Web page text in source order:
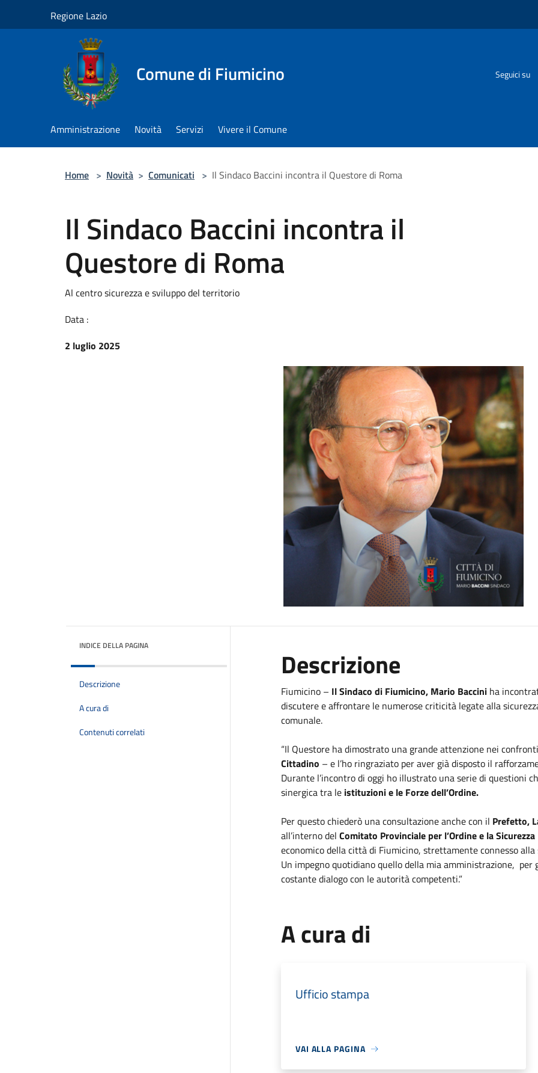
Regione Lazio
Comune di Fiumicino Seguici su
Amministrazione Novità Servizi Vivere il Comune
Home > Novità > Comunicati > Il Sindaco Baccini incontra il Questore di Roma
Il Sindaco Baccini incontra il
Questore di Roma
Al centro sicurezza e sviluppo del territorio
Data :
2 luglio 2025
INDICE DELLA PAGINA
Descrizione
A cura di
Contenuti correlati
Descrizione
Fiumicino – Il Sindaco di Fiumicino, Mario Bacciniha
discutere e affrontare le numerose criticità legate alla
comunale.
“Il Questore ha dimostrato una grande attenzione nei
Cittadino – e l’ho ringraziato per aver già disposto il
Durante l’incontro di oggi ho illustrato una serie di questioni
sinergica tra le istituzioni e le Forze dell’Ordine.
Per questo chiederò una consultazione anche con il Prefetto,
all’interno del Comitato Provinciale per l’Ordine e la
economico della città di Fiumicino, strettamente connesso
Un impegno quotidiano quello della mia amministrazione,
costante dialogo con le autorità competenti.”
A cura di
Ufficio stampa
VAI ALLA PAGINA